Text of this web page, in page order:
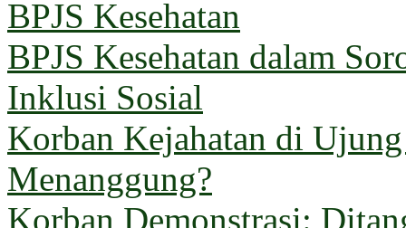
BPJS Kesehatan
BPJS Kesehatan dalam
Inklusi Sosial
Korban Kejahatan di
Menanggung?
Korban Demonstrasi: